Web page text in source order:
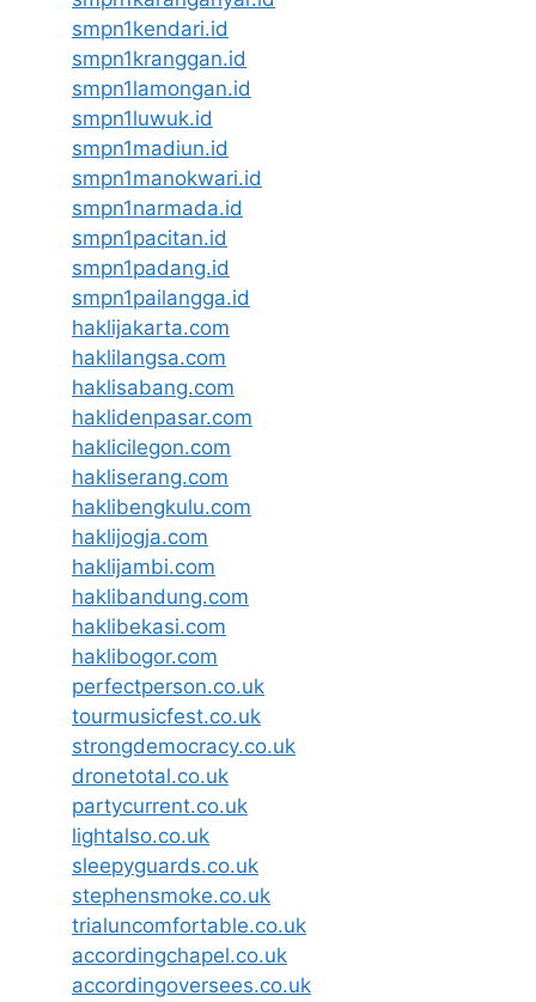
smpn1kendari.id
smpn1kranggan.id
smpn1lamongan.id
smpn1luwuk.id
smpn1madiun.id
smpn1manokwari.id
smpn1narmada.id
smpn1pacitan.id
smpn1padang.id
smpn1pailangga.id
haklijakarta.com
haklilangsa.com
haklisabang.com
haklidenpasar.com
haklicilegon.com
hakliserang.com
haklibengkulu.com
haklijogja.com
haklijambi.com
haklibandung.com
haklibekasi.com
haklibogor.com
perfectperson.co.uk
tourmusicfest.co.uk
strongdemocracy.co.uk
dronetotal.co.uk
partycurrent.co.uk
lightalso.co.uk
sleepyguards.co.uk
stephensmoke.co.uk
trialuncomfortable.co.uk
accordingchapel.co.uk
accordingoversees.co.uk